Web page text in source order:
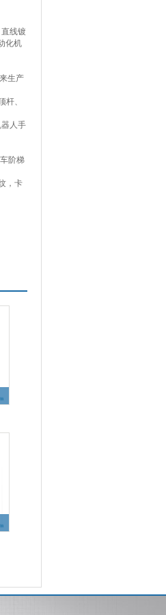
线镀
化机
生产
、
人手
阶梯
，卡